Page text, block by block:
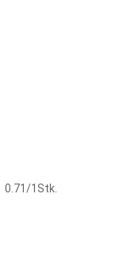
CHF
0.71 /1Stk.